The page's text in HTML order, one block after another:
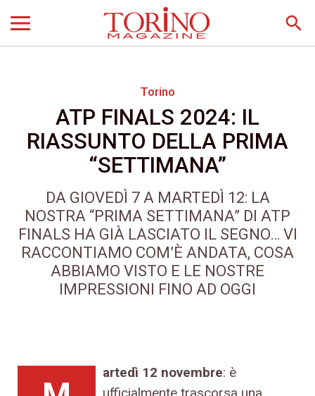
search
Torino
ATP FINALS 2024: IL
RIASSUNTO DELLA PRIMA
“SETTIMANA”
DA GIOVEDÌ 7 A MARTEDÌ 12: LA
NOSTRA “PRIMA SETTIMANA” DI ATP
FINALS HA GIÀ LASCIATO IL SEGNO… VI
RACCONTIAMO COM’È ANDATA, COSA
ABBIAMO VISTO E LE NOSTRE
IMPRESSIONI FINO AD OGGI
artedì 12 novembre: è
ufficialmente trascorsa una